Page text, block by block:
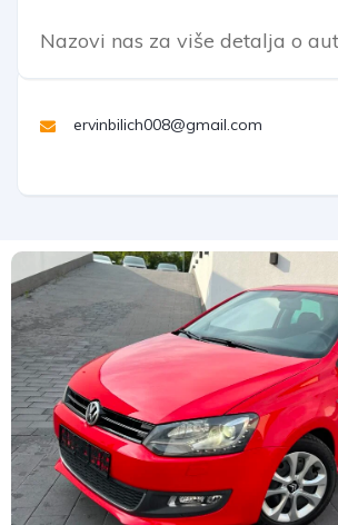
Nazovi nas za više detalja o
ervinbilich008@gmail.com